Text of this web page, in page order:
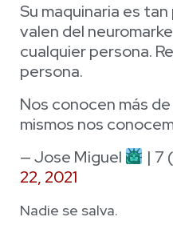
Su maquinaria es
valen del
cualquier persona.
persona.
Nos conocen más
mismos nos
— Jose Miguel
| 7
22, 2021
Nadie se salva.